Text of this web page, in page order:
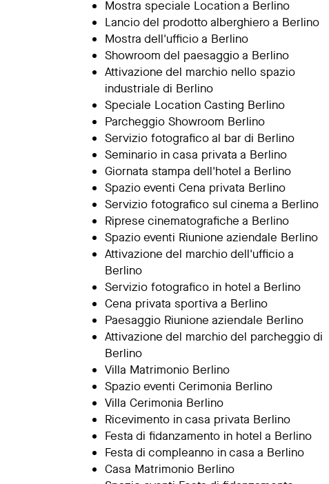
Mostra speciale Location a Berlino
Lancio del prodotto alberghiero a Berlino
Mostra dell'ufficio a Berlino
Showroom del paesaggio a Berlino
Attivazione del marchio nello spazio
industriale di Berlino
Speciale Location Casting Berlino
Parcheggio Showroom Berlino
Servizio fotografico al bar di Berlino
Seminario in casa privata a Berlino
Giornata stampa dell'hotel a Berlino
Spazio eventi Cena privata Berlino
Servizio fotografico sul cinema a Berlino
Riprese cinematografiche a Berlino
Spazio eventi Riunione aziendale Berlino
Attivazione del marchio dell'ufficio a
Berlino
Servizio fotografico in hotel a Berlino
Cena privata sportiva a Berlino
Paesaggio Riunione aziendale Berlino
Attivazione del marchio del parcheggio di
Berlino
Villa Matrimonio Berlino
Spazio eventi Cerimonia Berlino
Villa Cerimonia Berlino
Ricevimento in casa privata Berlino
Festa di fidanzamento in hotel a Berlino
Festa di compleanno in casa a Berlino
Casa Matrimonio Berlino